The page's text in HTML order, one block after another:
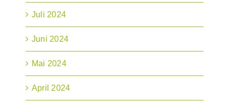
Juli 2024
Juni 2024
Mai 2024
April 2024